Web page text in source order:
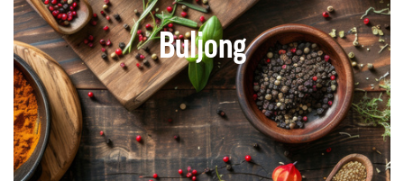
Buljong